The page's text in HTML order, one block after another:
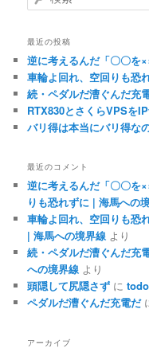
索
最近の投稿
逆に考えるんだ「〇〇を
車輪よ回れ、空回りも恐
続・ペダルだ漕ぐんだ充
RTX830とさくらVPSを
バリ得は本当にバリ得な
最近のコメント
逆に考えるんだ「〇〇を
りも恐れずに | 海馬への
車輪よ回れ、空回りも恐
| 海馬への境界線 より
続・ペダルだ漕ぐんだ充
への境界線 より
頭隠して尻隠さず に
ペダルだ漕ぐんだ充電だ
アーカイブ